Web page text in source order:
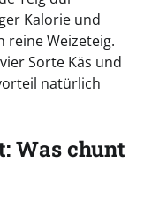
Kalorie und
reine Weizeteig.
Sorte Käs und
natürlich
Was chunt